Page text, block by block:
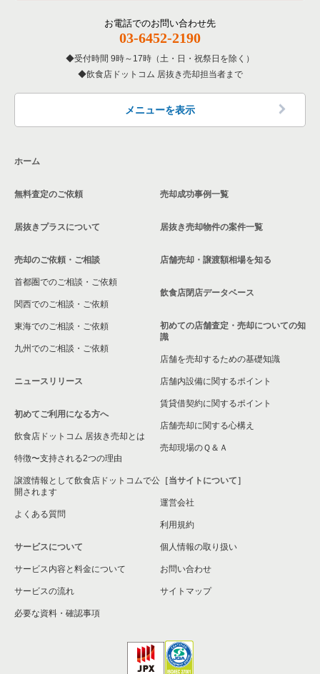
大阪府の鉄板焼き・お好み焼の居抜き売却物件の案件一覧
大阪府のアジア料理の居抜き売却物件の案件一覧
大阪府のカフェの居抜き売却物件の案件一覧
大阪府のお弁当・惣菜・デリの居抜き売却物件の案件一覧
大阪府のカラオケ・パブ・スナックの居抜き売却物件の案件一
大阪府の和食の居抜き売却物件の案件一覧
大阪府の洋食の居抜き売却物件の案件一覧
大阪府のその他の居抜き売却物件の案件一覧
大阪市中央区の焼肉の居抜き売却物件の案件一覧
大阪市中央区の鉄板焼き・お好み焼の居抜き売却物件の案件一
案件一覧
大阪市中央区のバーの居抜き売却物件の案件一覧
大阪市中央区の居酒屋・ダイニングバーの居抜き売却物件の案
大阪市中央区の和食の居抜き売却物件の案件一覧
大阪市中央区の洋食の居抜き売却物件の案件一覧
大阪市中央区のその他の居抜き売却物件の案件一覧
近鉄日本橋駅の和食の居抜き売却物件の案件一覧
近鉄日本橋駅のその他の居抜き売却物件の案件一覧
なんば駅のカフェの居抜き売却物件の案件一覧
なんば駅のお弁当・惣菜・デリの居抜き売却物件の案件一覧
なんば駅のカラオケ・パブ・スナックの居抜き売却物件の案件
覧
なんば駅の和食の居抜き売却物件の案件一覧
なんば駅のその他の居抜き売却物件の案件一覧
お電話でのお問い合わせ先
03-6452-2190
受付時間 9時～17時（土・日・祝祭日を除く）
飲食店ドットコム 居抜き売却担当者まで
メニューを表示
ホーム
無料査定のご依頼
居抜きプラスについて
売却のご依頼・ご相談
首都圏でのご相談・ご依頼
関西でのご相談・ご依頼
東海でのご相談・ご依頼
九州でのご相談・ご依頼
ニュースリリース
初めてご利用になる方へ
飲食店ドットコム 居抜き売却とは
特徴〜支持される2つの理由
譲渡情報として飲食店ドットコムで公
開されます
よくある質問
サービスについて
サービス内容と料金について
サービスの流れ
必要な資料・確認事項
売却成功事例一覧
居抜き売却物件の案件一覧
店舗売却・譲渡額相場を知る
飲食店閉店データベース
初めての店舗査定・売却についての知
識
店舗を売却するための基礎知識
店舗内設備に関するポイント
賃貸借契約に関するポイント
店舗売却に関する心構え
売却現場のＱ＆Ａ
［当サイトについて］
運営会社
利用規約
個人情報の取り扱い
お問い合わせ
サイトマップ